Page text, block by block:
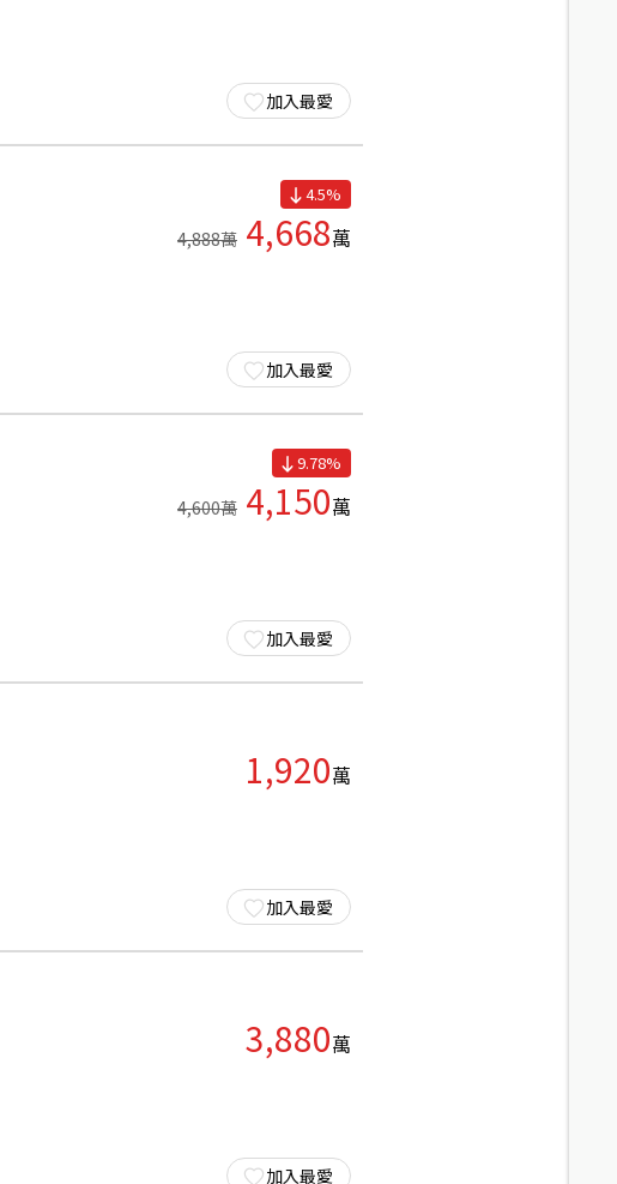
加入最愛
4.5%
4,888萬 4,668萬
加入最愛
9.78%
4,600萬 4,150萬
加入最愛
1,920萬
加入最愛
3,880萬
加入最愛